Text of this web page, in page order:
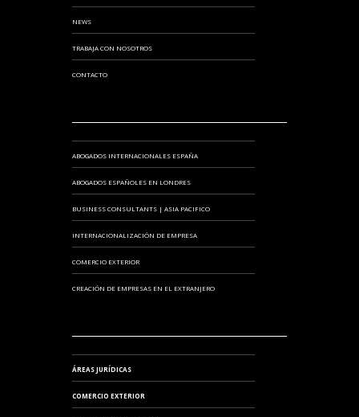
NEWS
TRABAJA CON NOSOTROS
CONTACTO
ABOGADOS INTERNACIONALES ESPAÑA
ABOGADOS ESPAÑOLES EN LONDRES
BUSINESS CONSULTANTS | ASIA PACIFICO
INTERNACIONALIZACIÓN DE EMPRESA
COMERCIO EXTERIOR
CREACIÓN DE EMPRESAS EN EL EXTRANJERO
ÁREAS JURÍDICAS
COMERCIO EXTERIOR